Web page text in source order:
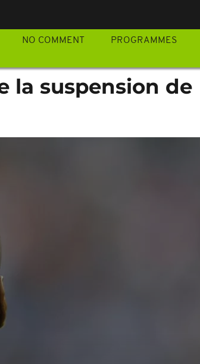
NO COMMENT PROGRAMMES
la suspension de